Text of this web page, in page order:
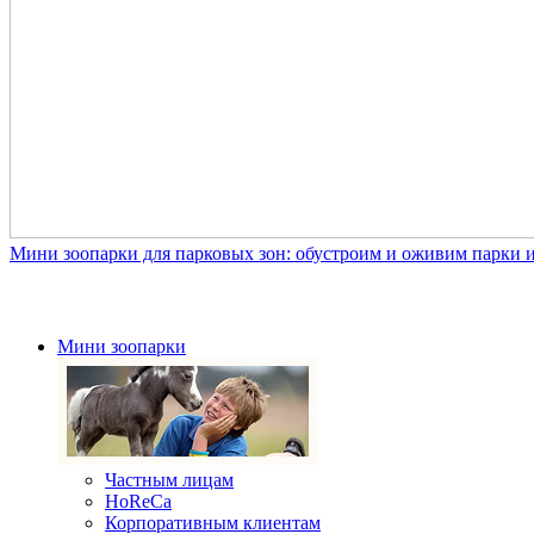
Мини зоопарки для парковых зон: обустроим и оживим парки
Мини зоопарки
Частным лицам
HoReCa
Корпоративным клиентам